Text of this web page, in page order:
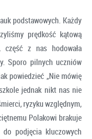
podstawowych. Każdy
prędkość kątową
z nas hodowała
Sporo pilnych uczniów
powiedzieć „Nie mówię
jednak nikt nas nie
ryzyku względnym,
Polakowi brakuje
do podjęcia kluczowych